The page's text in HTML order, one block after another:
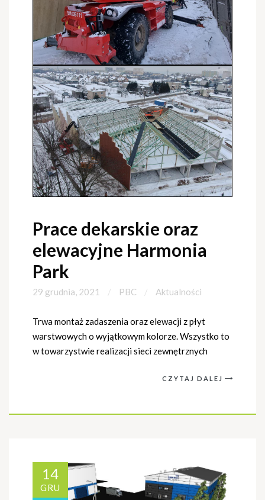
Prace dekarskie oraz
elewacyjne Harmonia
Park
29 grudnia, 2021 PBC Aktualności
Trwa montaż zadaszenia oraz elewacji z płyt
warstwowych o wyjątkowym kolorze. Wszystko to
w towarzystwie realizacji sieci zewnętrznych
CZYTAJ DALEJ
14
GRU